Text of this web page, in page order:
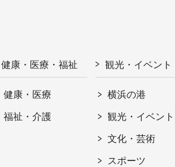
健康・医療・福祉
健康・医療
福祉・介護
観光・イベント
横浜の港
観光・イベント
文化・芸術
スポーツ